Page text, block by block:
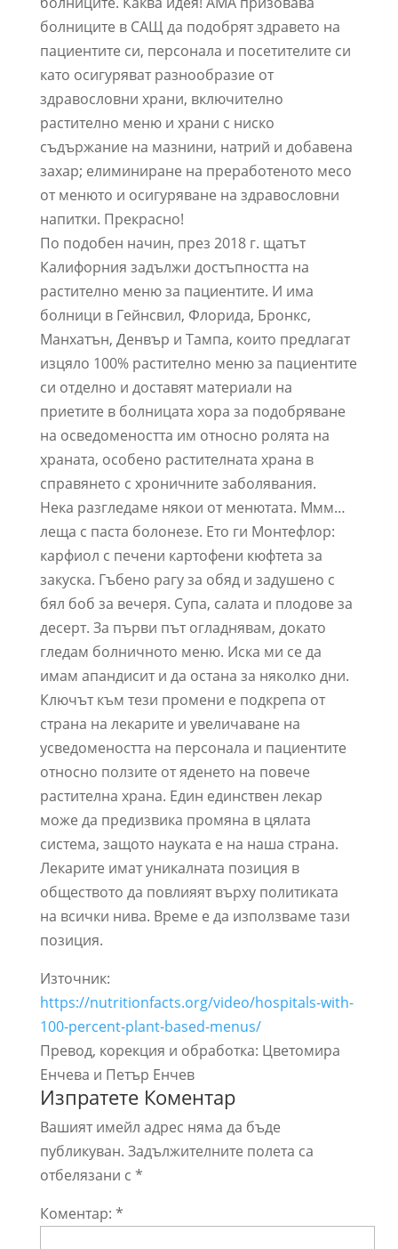
болниците в САЩ да подобрят здравето на
пациентите си, персонала и посетителите си
като осигуряват разнообразие от
здравословни храни, включително
растително меню и храни с ниско
съдържание на мазнини, натрий и добавена
захар; елиминиране на преработеното месо
от менюто и осигуряване на здравословни
напитки. Прекрасно!
По подобен начин, през 2018 г. щатът
Калифорния задължи достъпността на
растително меню за пациентите. И има
болници в Гейнсвил, Флорида, Бронкс,
Манхатън, Денвър и Тампа, които предлагат
изцяло 100% растително меню за пациентите
си отделно и доставят материали на
приетите в болницата хора за подобряване
на осведомеността им относно ролята на
храната, особено растителната храна в
справянето с хроничните заболявания.
Нека разгледаме някои от менютата. Ммм…
леща с паста болонезе. Ето ги Монтефлор:
карфиол с печени картофени кюфтета за
закуска. Гъбено рагу за обяд и задушено с
бял боб за вечеря. Супа, салата и плодове за
десерт. За първи път огладнявам, докато
гледам болничното меню. Иска ми се да
имам апандисит и да остана за няколко дни.
Ключът към тези промени е подкрепа от
страна на лекарите и увеличаване на
усведомеността на персонала и пациентите
относно ползите от яденето на повече
растителна храна. Един единствен лекар
може да предизвика промяна в цялата
система, защото науката е на наша страна.
Лекарите имат уникалната позиция в
обществото да повлияят върху политиката
на всички нива. Време е да използваме тази
позиция.
Източник:
https://nutritionfacts.org/video/hospitals-with-
100-percent-plant-based-menus/
Превод, корекция и обработка: Цветомира
Енчева и Петър Енчев
Изпратете Коментар
Вашият имейл адрес няма да бъде
публикуван. Задължителните полета са
отбелязани с *
Коментар: *